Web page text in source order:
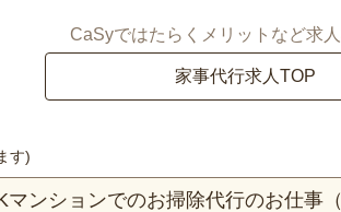
CaSyではたらくメリットなど求
家事代行求人TOP
す)
ンションでのお掃除代行のお仕事